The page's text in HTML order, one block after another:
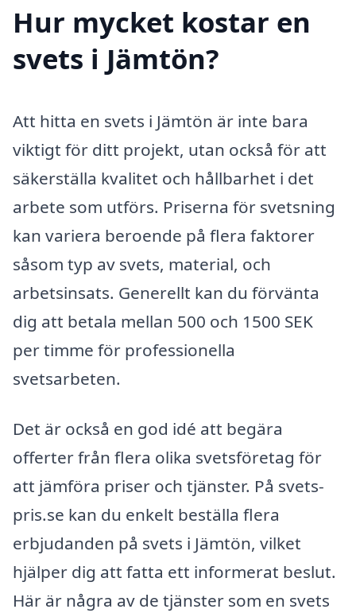
Hur mycket kostar en
svets i Jämtön?
Att hitta en svets i Jämtön är inte bara
viktigt för ditt projekt, utan också för att
säkerställa kvalitet och hållbarhet i det
arbete som utförs. Priserna för svetsning
kan variera beroende på flera faktorer
såsom typ av svets, material, och
arbetsinsats. Generellt kan du förvänta
dig att betala mellan 500 och 1500 SEK
per timme för professionella
svetsarbeten.
Det är också en god idé att begära
offerter från flera olika svetsföretag för
att jämföra priser och tjänster. På svets-
pris.se kan du enkelt beställa flera
erbjudanden på svets i Jämtön, vilket
hjälper dig att fatta ett informerat beslut.
Här är några av de tjänster som en svets